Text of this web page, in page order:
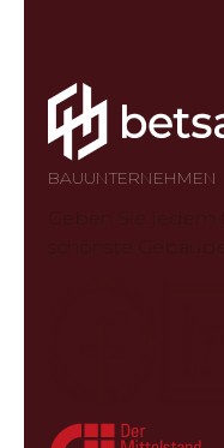
BAUUNTERNEHMEN
Geben Sie jedem
schönste